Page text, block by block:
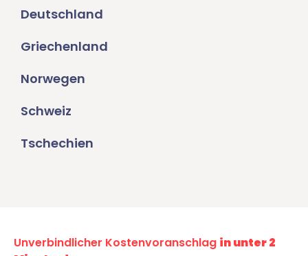
Deutschland
Griechenland
Norwegen
Schweiz
Tschechien
Unverbindlicher Kostenvoranschlag in unter 2